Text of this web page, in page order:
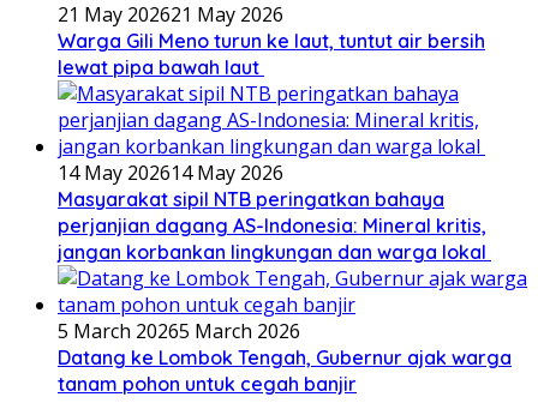
21 May 202621 May 2026
Warga Gili Meno turun ke laut, tuntut air bersih
lewat pipa bawah laut
14 May 202614 May 2026
Masyarakat sipil NTB peringatkan bahaya
perjanjian dagang AS-Indonesia: Mineral kritis,
jangan korbankan lingkungan dan warga lokal
5 March 20265 March 2026
Datang ke Lombok Tengah, Gubernur ajak warga
tanam pohon untuk cegah banjir